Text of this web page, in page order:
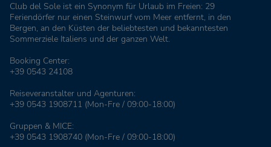
Club del Sole ist ein Synonym für Urlaub im Freien: 29
Feriendörfer nur einen Steinwurf vom Meer entfernt, in den
Bergen, an den Küsten der beliebtesten und bekanntesten
Sommerziele Italiens und der ganzen Welt.
Booking Center:
+39 0543 24108
Reiseveranstalter und Agenturen:
+39 0543 1908711 (Mon-Fre / 09:00-18:00)
Gruppen & MICE:
+39 0543 1908740 (Mon-Fre / 09:00-18:00)